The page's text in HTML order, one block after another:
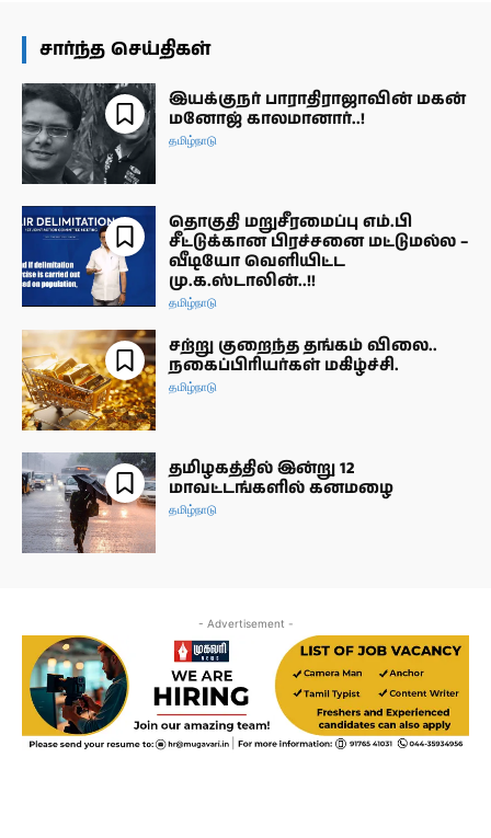
சார்ந்த செய்திகள்
இயக்குநர் பாராதிராஜாவின் மகன்
மனோஜ் காலமானார்..!
தமிழ்நாடு
தொகுதி மறுசீரமைப்பு எம்.பி
சீட்டுக்கான பிரச்சனை மட்டுமல்ல –
வீடியோ வெளியிட்ட
மு.க.ஸ்டாலின்..!!
தமிழ்நாடு
சற்று குறைந்த தங்கம் விலை..
நகைப்பிரியர்கள் மகிழ்ச்சி.
தமிழ்நாடு
தமிழகத்தில் இன்று 12
மாவட்டங்களில் கனமழை
தமிழ்நாடு
- Advertisement -